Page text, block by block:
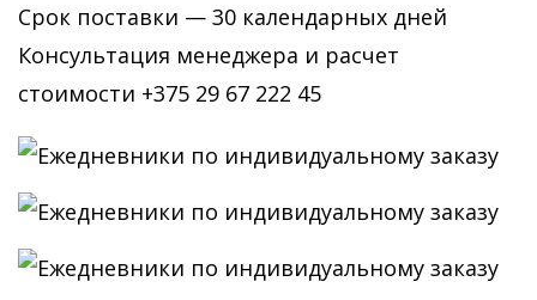
Срок поставки — 30 календарных дней
Консультация менеджера и расчет
стоимости +375 29 67 222 45